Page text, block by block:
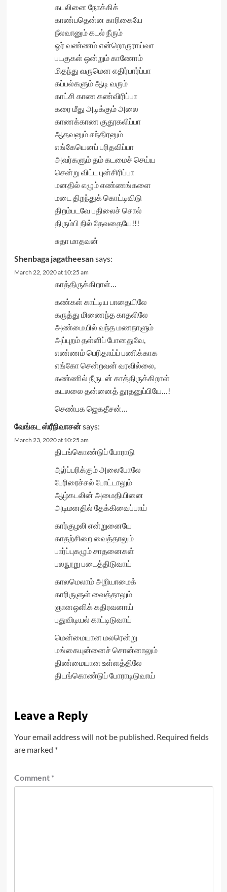
கடலினை நோக்கிக்
காண்பதென்ன காரிகையே
நீலவானும் கடல் நீரும்
ஓர் வண்ணம் என்றொருராய்வா
படகுகள் ஒன்றும் காணோம்
மிதந்து வருமென எதிர்பார்ப்பா
கப்பல்களும் ஆடி வரும்
காட்சி காண கண்விரிப்பா
கரை மீது அடிக்கும் அலை
காணக்காண குதூகலிப்பா
ஆதவனும் சந்திரனும்
எங்கேயெனப் பரிதவிப்பா
அவர்களும் தம் கடமைச் செய்ய
சென்று விட்ட புன்சிரிப்பா
மனதில் எழும் எண்ணங்களை
மடை திறந்துக் கொட்டிவிடு
திறம்படவே பதிலைச் சொல்
திரும்பி நில் தேவதையே!!!
சுதா மாதவன்
Shenbaga jagatheesansays:
March 22, 2020 at 10:25 am
காத்திருக்கிறாள்…
கண்கள் காட்டிய பாதையிலே
கருத்து மிணைந்த காதலிலே
அண்மையில் வந்த மணநாளும்
அப்புறம் தள்ளிப் போனதுவே,
எண்ணம் பெரிதாய்ப் பணிக்காக
எங்கோ சென்றவன் வரவில்லை,
கண்ணில் நீருடன் காத்திருக்கிறாள்
கடலலை தன்னைத் தூதனுப்பியே…!
செண்பக ஜெகதீசன்…
வேங்கட ஸ்ரீநிவாசன்says:
March 23, 2020 at 10:25 am
திடங்கொண்டுப் போராடு
ஆர்ப்பரிக்கும் அலைபோலே
பேரிரைச்சல் போட்டாலும்
ஆழ்கடலின் அமைதியினை
அடிமனதில் தேக்கிவைப்பாய்
கார்குழலி என்றுனையே
காதற்சிறை வைத்தாலும்
பார்ப்புகழும் சாதனைகள்
பலநூறு படைத்திடுவாய்
காலமெலாம் அறியாமைக்
காரிருளுள் வைத்தாலும்
ஞானஒளிக் கதிரவனாய்
புதுவிடியல் காட்டிடுவாய்
மென்மையான மலரென்று
மங்கையுன்னைச் சொன்னாலும்
திண்மையான உள்ளத்திலே
திடங்கொண்டுப் போராடிடுவாய்
Leave a Reply
Your email address will not be published. Required fields
are marked *
Comment *